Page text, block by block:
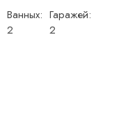
Ванных:
2
Гаражей:
2